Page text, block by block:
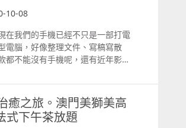
Facebook
Instagram
網站CTM。LifeMag 中國
球 中國搜狐新聞網 台灣痞客邦
的部落』
Facebook
Instagram
時尚生活專欄和部落格 網站及
訊網站CTM。LifeMag 中國
作者監制程嘉敏 因為一開始時只
，而且不同的藝術家在表達事情
對音樂說 這個部份我認為可以
充當起翻譯的工作，其實也是頗
刻的事是第一次的zoom
之一，不管是二十抑或三十歲，應
怎樣把這些大家分享的元素如舞
家各自的崗位上。 記得有一次，
蠻有趣的。舞蹈員說「這一段的
，漂亮如雪花的大理石紋油花細密
入口即化，再配上酸甜的梅酒柚
四溢的白松露，這一道已經完完全
兩個選擇，慢煮雞蛋或蘑菇清湯，
者，因為這是吃松露的經典菜式。
糕、楓糖檸檬烤芹菜、表面鋪上48
醬和白松露片，好味得惹人喜
，意大利全蛋幼面和金黃意大利燉
，這是朋友的建議，為什麼 因
、甜品精緻，好像漂亮又好吃的蝴
門蓮花蓮蓉酥都是蘇蘇心儀的甜
松露龍蝦沙律軟包、口感幼滑的鵝
以及鬆脆的煙燻吞拿魚配魚子醬
繁忙的工作中來一頓優雅的下午
。 發現有一些燈飾上面有一些小
全澳小學生國情繪畫大賽」的得
的演出、裝置展覽、創意工作坊
這些藝術表演來啟發思維，以及
的法定古蹟。 此外，大館安排了
大館洗衣場石階欣賞到《小心輕
今天10月10日下午4時就有《小心
中》的現場演出，給繁忙的香港
壓抑的情緒。 祈望疫情快點退
玩樂體驗文化看演出，最重要當
專頁直播日期 10月10 11日
10-08
在我們的手機已經不只是一部打電
電腦，好像整理文件、寫稿寫散
都不能沒有手機呢，還有近年影音
影音平台如短片、電影、音樂會、
需要一副好耳機讓自己聽得享受
典時尚品牌，採用北歐簡約風格設
拍檔，已經用過他家數款耳機
癒之旅。澳門美獅美高
式下午茶放題